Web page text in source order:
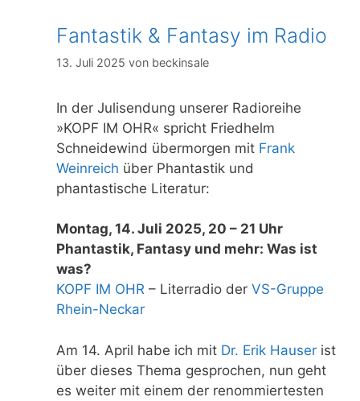
Fantastik & Fantasy im Radio
13. Juli 2025 von beckinsale
In der Julisendung unserer Radioreihe
»KOPF IM OHR« spricht Friedhelm
Schneidewind übermorgen mit Frank
Weinreich über Phantastik und
phantastische Literatur:
Montag, 14. Juli 2025, 20 – 21 Uhr
Phantastik, Fantasy und mehr: Was ist
was?
KOPF IM OHR – Literradio der VS-Gruppe
Rhein-Neckar
Am 14. April habe ich mit Dr. Erik Hauser ist
über dieses Thema gesprochen, nun geht
es weiter mit einem der renommiertesten